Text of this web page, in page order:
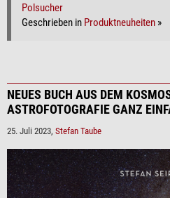
Polsucher
Geschrieben in Produktneuheiten »
NEUES BUCH AUS DEM
ASTROFOTOGRAFIE GANZ
25. Juli 2023, Stefan Taube